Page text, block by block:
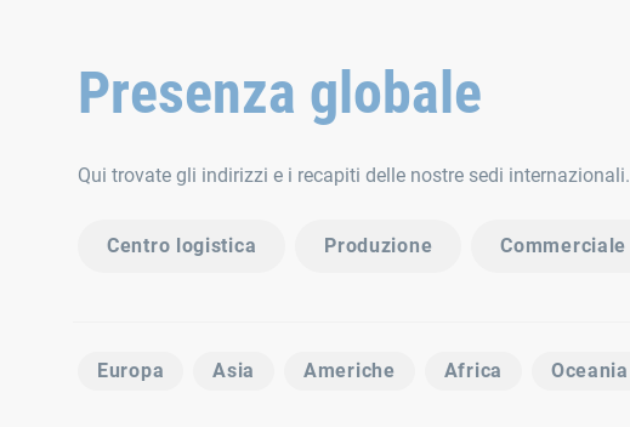
Presenza globale
Qui trovate gli indirizzi e i recapiti delle nostre sedi internazionali.
Centro logistica Produzione Commerciale
Europa Asia Americhe Africa Oceania